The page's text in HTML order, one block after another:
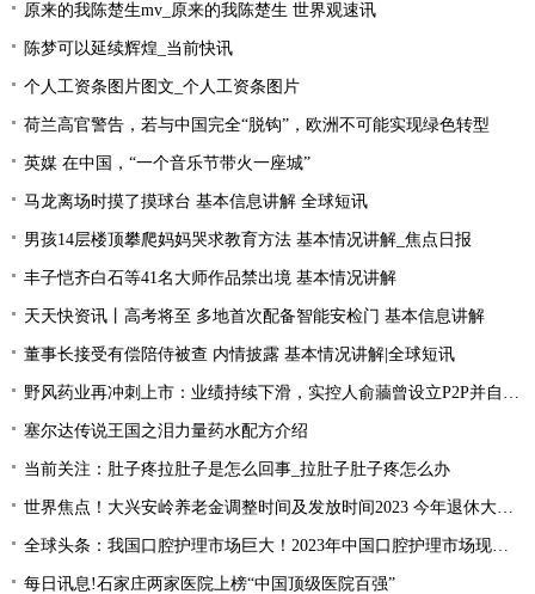
原来的我陈楚生mv_原来的我陈楚生 世界观速讯
陈梦可以延续辉煌_当前快讯
个人工资条图片图文_个人工资条图片
荷兰高官警告，若与中国完全“脱钩”，欧洲不可能实现绿色转型
英媒 在中国，“一个音乐节带火一座城”
马龙离场时摸了摸球台 基本信息讲解 全球短讯
男孩14层楼顶攀爬妈妈哭求教育方法 基本情况讲解_焦点日报
丰子恺齐白石等41名大师作品禁出境 基本情况讲解
天天快资讯丨高考将至 多地首次配备智能安检门 基本信息讲解
董事长接受有偿陪侍被查 内情披露 基本情况讲解|全球短讯
野风药业再冲刺上市：业绩持续下滑，实控人俞蘠曾设立P2P并自融 天天观察
塞尔达传说王国之泪力量药水配方介绍
当前关注：肚子疼拉肚子是怎么回事_拉肚子肚子疼怎么办
世界焦点！大兴安岭养老金调整时间及发放时间2023 今年退休大概会涨的的？
全球头条：我国口腔护理市场巨大！2023年中国口腔护理市场现状分析
每日讯息!石家庄两家医院上榜“中国顶级医院百强”